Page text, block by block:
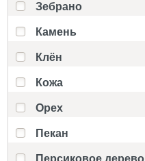
Зебрано
Камень
Клён
Кожа
Орех
Пекан
Персиковое дерево